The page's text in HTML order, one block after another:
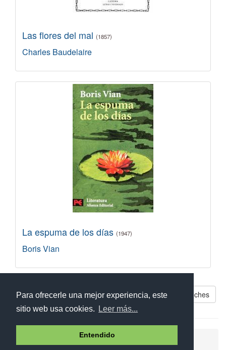
Para ofrecerle una mejor experiencia, este
sitio web usa cookies.
Leer más...
Entendido
Las flores del mal (1857)
Charles Baudelaire
La espuma de los días (1947)
Boris Vian
Libros parecidos a Los trabajos y las noches
Aviso legal